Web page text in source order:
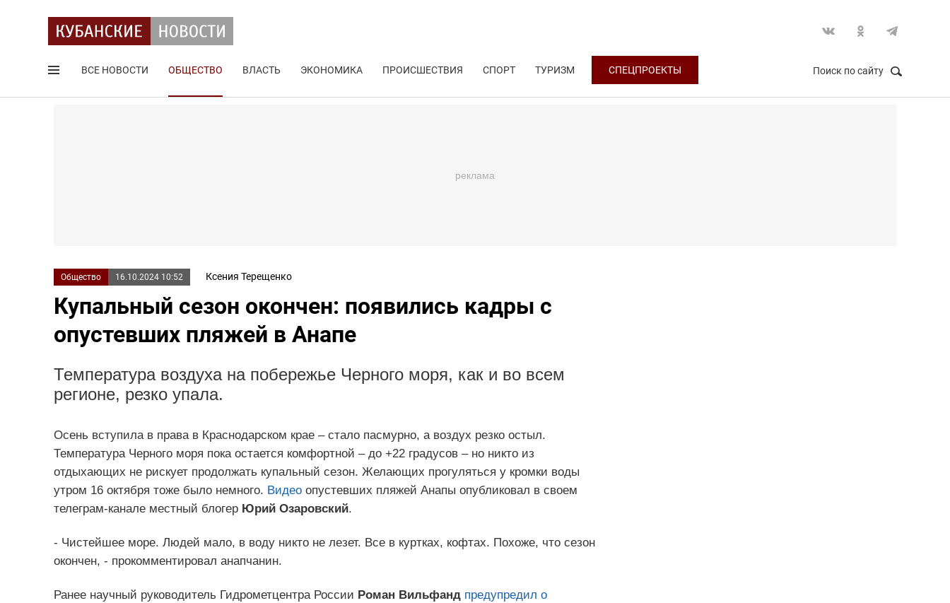
ВСЕ НОВОСТИ ОБЩЕСТВО ВЛАСТЬ ЭКОНОМИКА ПРОИСШЕСТВИЯ СПОРТ ТУРИЗМ СПЕЦПРОЕКТЫ Поиск по сайту
Общество 16.10.2024 10:52 Ксения Терещенко
Купальный сезон окончен: появились кадры с
опустевших пляжей в Анапе
Температура воздуха на побережье Черного моря, как и во всем
регионе, резко упала.
Осень вступила в права в Краснодарском крае – стало пасмурно, а воздух резко остыл.
Температура Черного моря пока остается комфортной – до +22 градусов – но никто из
отдыхающих не рискует продолжать купальный сезон. Желающих прогуляться у кромки воды
утром 16 октября тоже было немного. Видеоопустевших пляжей Анапы опубликовал в своем
телеграм-канале местный блогер Юрий Озаровский.
- Чистейшее море. Людей мало, в воду никто не лезет. Все в куртках, кофтах. Похоже, что сезон
окончен, - прокомментировал анапчанин.
Ранее научный руководитель Гидрометцентра России Роман Вильфанд предупредил о